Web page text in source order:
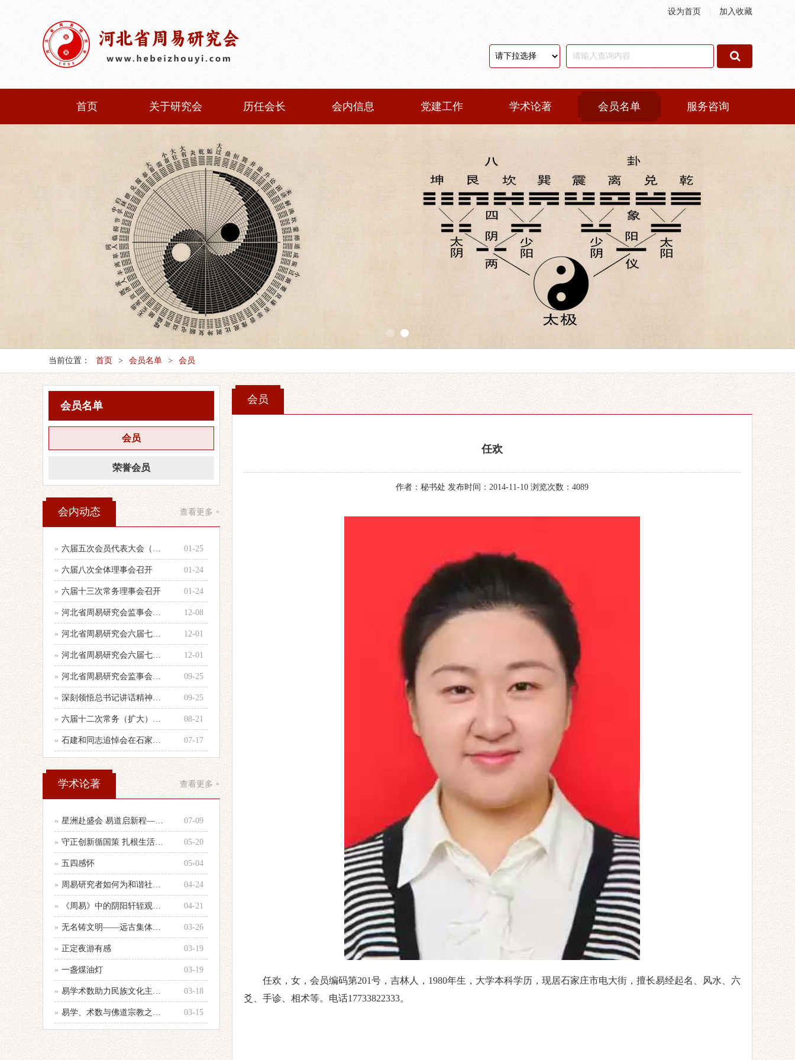
设为首页 加入收藏
首页 关于研究会 历任会长 会内信息 党建工作 学术论著 会员名单 服务咨询
当前位置：
首页 > 会员名单 > 会员
会员名单
会员
荣誉会员
会内动态 查看更多 +
» 六届五次会员代表大会（乙巳年会）举行 01-25
» 六届八次全体理事会召开 01-24
» 六届十三次常务理事会召开 01-24
» 河北省周易研究会监事会召开年度第二次 12-08
» 河北省周易研究会六届七次全体理事会顺 12-01
» 河北省周易研究会六届七次理事会会议纪 12-01
» 河北省周易研究会监事会召开会议 09-25
» 深刻领悟总书记讲话精神，认真做好当前 09-25
» 六届十二次常务（扩大）会议召开 08-21
» 石建和同志追悼会在石家庄殡仪馆举行 07-17
学术论著 查看更多 +
» 星洲赴盛会 易道启新程——参加第33 07-09
» 守正创新循国策 扎根生活践国学 — 05-20
» 五四感怀 05-04
» 周易研究者如何为和谐社会建设服务的心 04-24
» 《周易》中的阴阳轩轾观念浅析——以十 04-21
» 无名铸文明——远古集体智慧的文化图腾 03-26
» 正定夜游有感 03-19
» 一盏煤油灯 03-19
» 易学术数助力民族文化主体性建设 03-18
» 易学、术数与佛道宗教之辨别 03-15
会员
任欢
作者：秘书处 发布时间：2014-11-10 浏览次数：4089
任欢，女，会员编码第201号，吉林人，1980年生，大学本科学历，现居石家庄市电大街，擅长易经起名、风水、六
爻、手诊、相术等。电话17733822333。